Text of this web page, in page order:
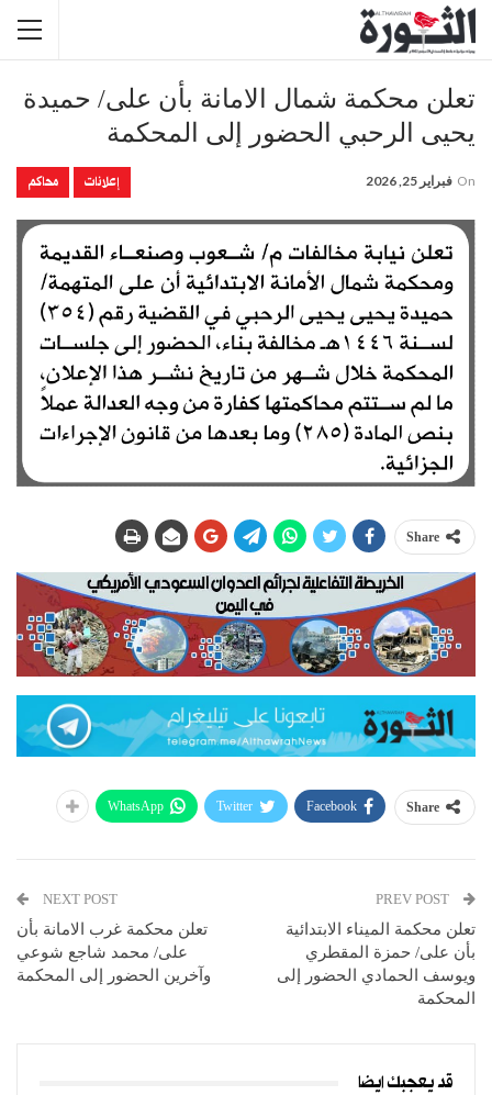
تعلن محكمة شمال الامانة بأن على/ حميدة
يحيى الرحبي الحضور إلى المحكمة
إعلانات محاكم On فبراير 25, 2026
Share
Share
Facebook
Twitter
WhatsApp
تعلن محكمة الميناء الابتدائية
بأن على/ حمزة المقطري
ويوسف الحمادي الحضور إلى
المحكمة
NEXT POST
تعلن محكمة غرب الامانة بأن
على/ محمد شاجع شوعي
وآخرين الحضور إلى المحكمة
قد يعجبك ايضا